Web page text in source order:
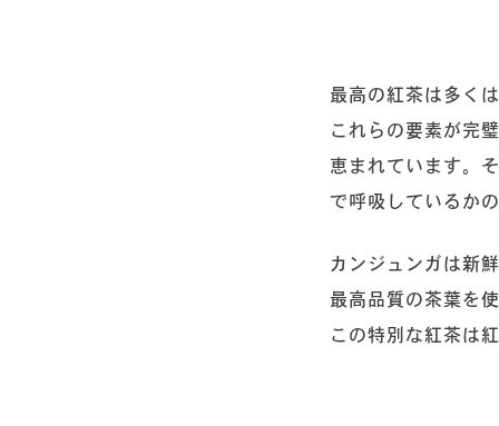
最高の紅茶は多く
これらの要素が完
恵まれています。
で呼吸しているか
カンジュンガは新
最高品質の茶葉を
この特別な紅茶は